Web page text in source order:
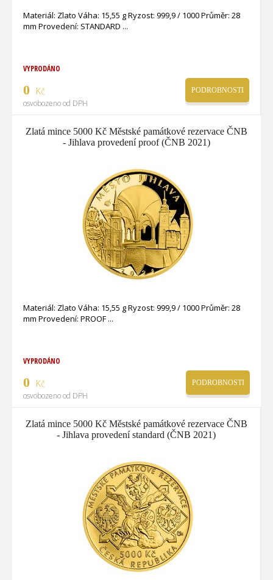
Materiál: Zlato Váha: 15,55 g Ryzost: 999,9 / 1000 Průměr: 28
mm Provedení: STANDARD
VYPRODÁNO
0 Kč
osvobozeno od DPH
PODROBNOSTI
Zlatá mince 5000 Kč Městské památkové rezervace ČNB
- Jihlava provedení proof (ČNB 2021)
Materiál: Zlato Váha: 15,55 g Ryzost: 999,9 / 1000 Průměr: 28
mm Provedení: PROOF
VYPRODÁNO
0 Kč
osvobozeno od DPH
PODROBNOSTI
Zlatá mince 5000 Kč Městské památkové rezervace ČNB
- Jihlava provedení standard (ČNB 2021)